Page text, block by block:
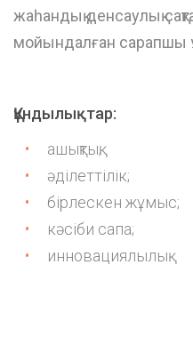
жаһандық денсаулық
мойындалған сарапшы
Құндылықтар:
ашықтық;
әділеттілік;
бірлескен жұмыс;
кәсіби сапа;
инновациялылық.